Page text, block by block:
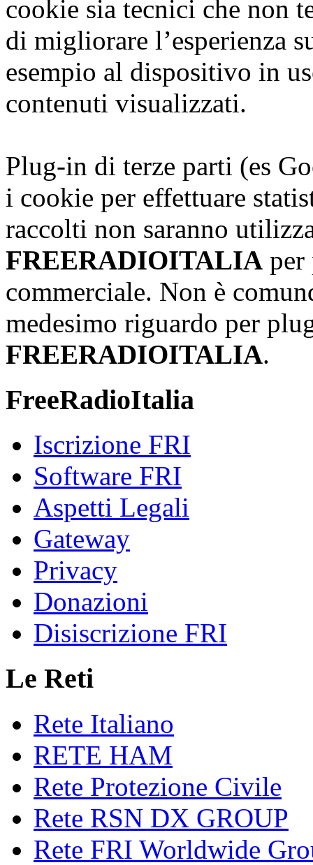
cookie sia tecnici che non
di migliorare l’esperienza
esempio al dispositivo in
contenuti visualizzati.
Plug-in di terze parti (es
i cookie per effettuare
raccolti non saranno
FREERADIOITALIA per
commerciale. Non è
medesimo riguardo per
FREERADIOITALIA.
FreeRadioItalia
Iscrizione FRI
Software FRI
Aspetti Legali
Gateway
Privacy
Donazioni
Disiscrizione FRI
Le Reti
Rete Italiano
RETE HAM
Rete Protezione Civile
Rete RSN DX GROUP
Rete FRI Worldwide